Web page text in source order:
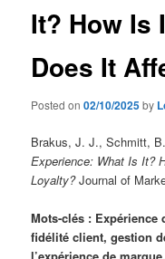
It? How Is
Does It
Posted on02/10/2025by
Brakus, J. J., Schmitt,
Experience: What Is It?
Loyalty?Journal of
Mots-clés : Expérience
fidélité client, gestion